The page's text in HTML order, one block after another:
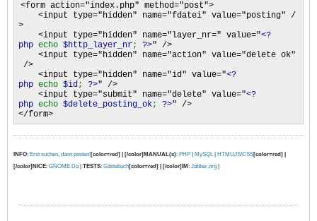
<form action="index.php" method="post">
<input type="hidden" name="fdatei" value="posting" /
>
<input type="hidden" name="layer_nr=" value="<?
php echo $http_layer_nr; ?>" />
<input type="hidden" name="action" value="delete ok"
/>
<input type="hidden" name="id" value="<?
php echo $id; ?>" />
<input type="submit" name="delete" value="<?
php echo $delete_posting_ok; ?>" />
</form>
INFO: Erst suchen, dann posten![color=red] | [/color]MANUAL(s): PHP MySQL| HTML/JS/CSS[color=red] |
[/color]NICE: GNOME Do TESTS: Gästebuch[color=red] | [/color]IM : Jabber.org